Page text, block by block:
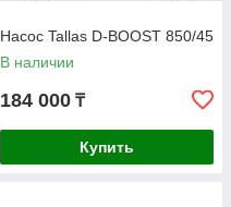
Насос Tallas D-BOOST 850/45
В наличии
184 000 ₸
Купить